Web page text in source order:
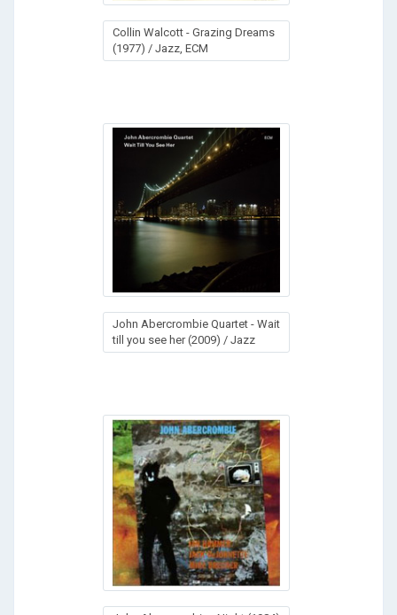
Collin Walcott - Grazing Dreams
(1977) / Jazz, ECM
John Abercrombie Quartet - Wait
till you see her (2009) / Jazz